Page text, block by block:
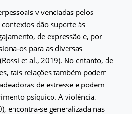
vivenciadas pelos
dão suporte às
de expressão e, por
os para as diversas
et al., 2019). No entanto, de
tais relações também podem
de estresse e podem
psíquico. A violência,
encontra-se generalizada nas